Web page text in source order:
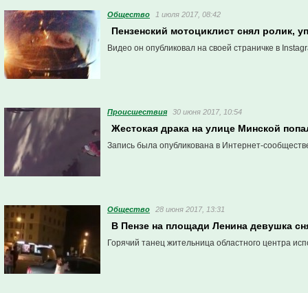
Общество 1 июля 2017, 08:42
Пензенский мотоциклист снял ролик,
Видео он опубликовал на своей страничке в
Проиcшествия 30 июня 2017, 10:54
Жестокая драка на улице Минской
Запись была опубликована в Интернет-
Общество 28 июня 2017, 13:31
В Пензе на площади Ленина девушка
Горячий танец жительница областного центра